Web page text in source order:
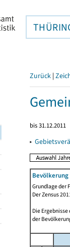
Zurück |
bis 31.12.2011
▸
Grundlage der
Der Zensus
Die
der